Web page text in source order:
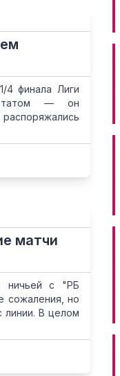
4 финала Лиги
— он
матчи
ничьей с "РБ
сожаления, но
линии. В целом